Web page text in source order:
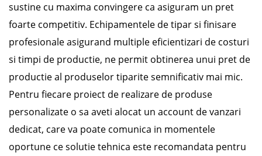
sustine cu maxima convingere ca asiguram un pret
foarte competitiv. Echipamentele de tipar si finisare
profesionale asigurand multiple eficientizari de costuri
si timpi de productie, ne permit obtinerea unui pret de
productie al produselor tiparite semnificativ mai mic.
Pentru fiecare proiect de realizare de produse
personalizate o sa aveti alocat un account de vanzari
dedicat, care va poate comunica in momentele
oportune ce solutie tehnica este recomandata pentru